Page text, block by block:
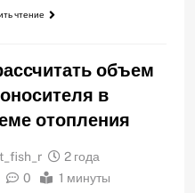
чтение
объем
в
отопления
2 года
0 1 минуты